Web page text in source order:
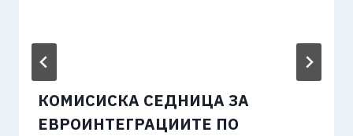
КОМИСИСКА СЕДНИЦА ЗА
ЕВРОИНТЕГРАЦИИТЕ ПО